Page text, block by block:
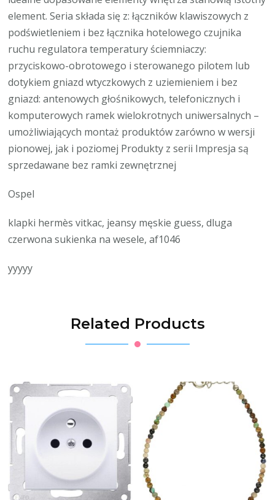
element. Seria składa się z: łączników klawiszowych z
podświetleniem i bez łącznika hotelowego czujnika
ruchu regulatora temperatury ściemniaczy:
przyciskowo-obrotowego i sterowanego pilotem lub
dotykiem gniazd wtyczkowych z uziemieniem i bez
gniazd: antenowych głośnikowych, telefonicznych i
komputerowych ramek wielokrotnych uniwersalnych –
umożliwiających montaż produktów zarówno w wersji
pionowej, jak i poziomej Produkty z serii Impresja są
sprzedawane bez ramki zewnętrznej
Ospel
klapki hermès vitkac, jeansy męskie guess, dluga
czerwona sukienka na wesele, af1046
yyyyy
Related Products